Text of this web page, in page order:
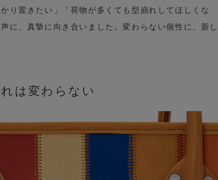
り置きたい」「荷物が多くても型崩れしてほしくな
、真摯に向き合いました。変わらない個性に、新し
は変わらない